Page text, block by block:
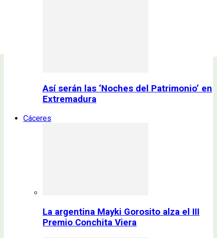
Así serán las ‘Noches del Patrimonio’ en
Extremadura
Cáceres
La argentina Mayki Gorosito alza el III
Premio Conchita Viera